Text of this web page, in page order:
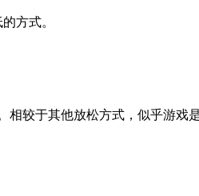
方式。
相较于其他放松方式，似乎游